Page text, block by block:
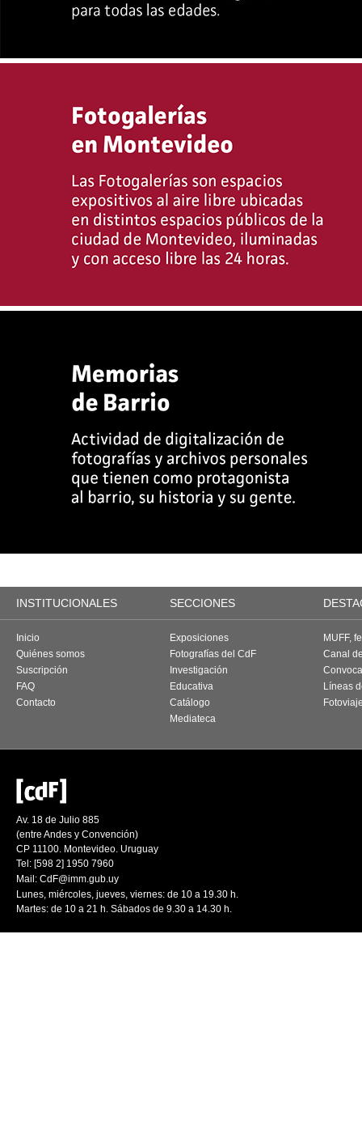
INSTITUCIONALES SECCIONES
Inicio
Quiénes somos
Suscripción
FAQ
Contacto
Exposiciones
Fotografías del CdF
Investigación
Educativa
Catálogo
Mediateca
MUFF,
Canal
Líneas
Av. 18 de Julio 885
(entre Andes y Convención)
CP 11100. Montevideo. Uruguay
Tel: [598 2] 1950 7960
Mail: CdF@imm.gub.uy
Lunes, miércoles, jueves, viernes: de 10 a 19.30 h.
Martes: de 10 a 21 h. Sábados de 9.30 a 14.30 h.